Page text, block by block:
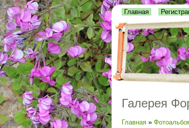
Главная
Галерея
Главная »